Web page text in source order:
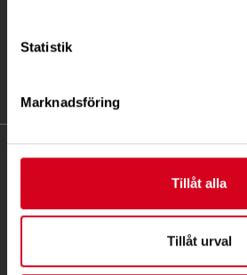
Statistik
Marknadsföring
Tillåt alla
Tillåt urval
KONTAKT
Ågatan 12 C, 172 62 Sundbyberg
08-677 70 10